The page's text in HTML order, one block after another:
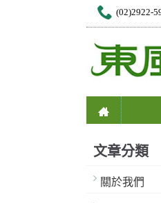
(02)2922-
文章分類
關於我們